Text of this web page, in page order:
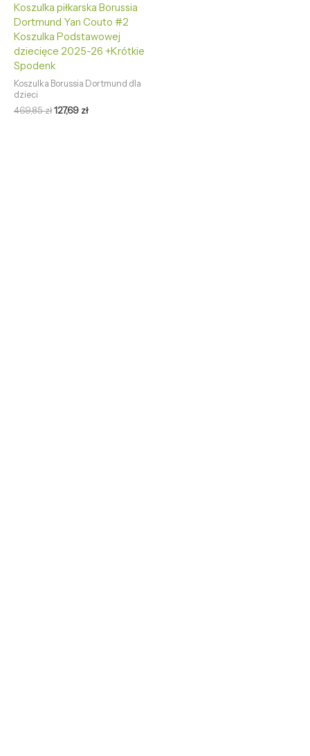
Koszulka piłkarska Borussia
Dortmund Yan Couto #2
Koszulka Podstawowej
dziecięce 2025-26 +Krótkie
Spodenk
Koszulka Borussia Dortmund dla
dzieci
469,85zł127,69 zł